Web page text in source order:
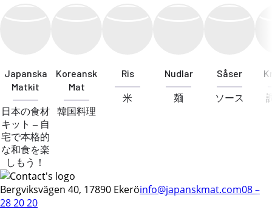
Japanska
Matkit
日本の食材
キット – 自
宅で本格的
な和食を楽
しもう！
Koreansk
Mat
韓国料理
Ris
米
Nudlar
麺
Såser
ソース
Bergviksvägen 40, 17890 Ekeröinfo@japanskmat.com08 –
28 20 20